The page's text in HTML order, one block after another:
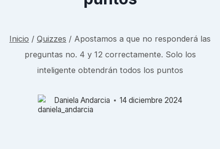
Inicio / Quizzes / Apostamos a que no responderá las
preguntas no. 4 y 12 correctamente. Solo los
inteligente obtendrán todos los puntos
Daniela Andarcia 14 diciembre 2024